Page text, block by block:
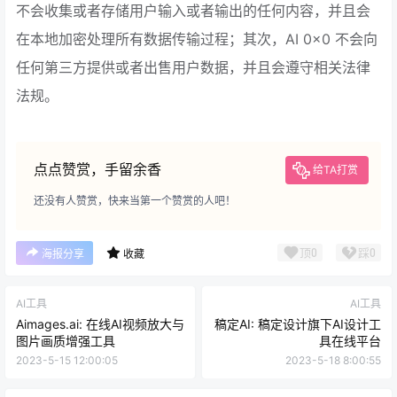
不会收集或者存储用户输入或者输出的任何内容，并且会
在本地加密处理所有数据传输过程；其次，AI 0x0 不会向
任何第三方提供或者出售用户数据，并且会遵守相关法律
法规。
点点赞赏，手留余香 给TA打赏
还没有人赞赏，快来当第一个赞赏的人吧！
海报分享 收藏 顶0 踩0
AI工具
Aimages.ai: 在线AI视频放大与
图片画质增强工具
2023-5-15 12:00:05
AI工具
稿定AI: 稿定设计旗下AI设计工
具在线平台
2023-5-18 8:00:55